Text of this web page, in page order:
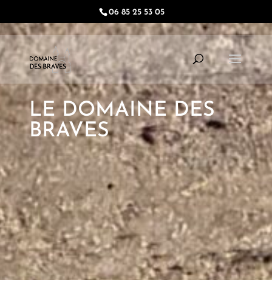
06 85 25 53 05
LE DOMAINE DES
BRAVES